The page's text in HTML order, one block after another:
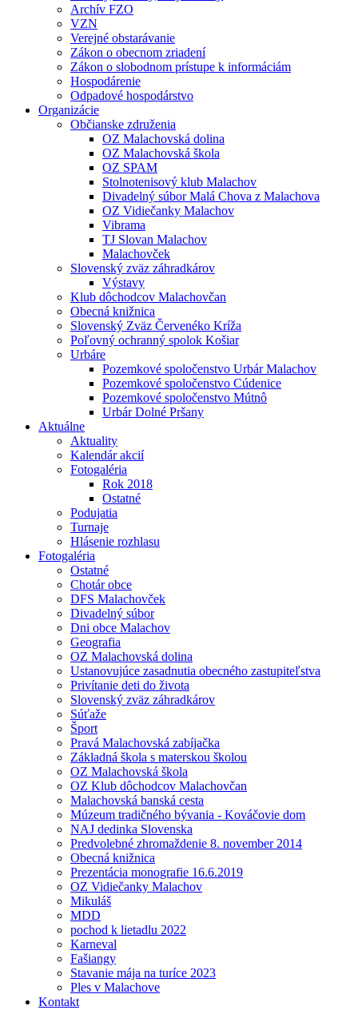
Archív FZO
VZN
Verejné obstarávanie
Zákon o obecnom zriadení
Zákon o slobodnom prístupe k informáciám
Hospodárenie
Odpadové hospodárstvo
Organizácie
Občianske združenia
OZ Malachovská dolina
OZ Malachovská škola
OZ SPAM
Stolnotenisový klub Malachov
Divadelný súbor Malá Chova z Malachova
OZ Vidiečanky Malachov
Vibrama
TJ Slovan Malachov
Malachovček
Slovenský zväz záhradkárov
Výstavy
Klub dôchodcov Malachovčan
Obecná knižnica
Slovenský Zväz Červenéko Kríža
Poľovný ochranný spolok Košiar
Urbáre
Pozemkové spoločenstvo Urbár Malachov
Pozemkové spoločenstvo Cúdenice
Pozemkové spoločenstvo Mútnô
Urbár Dolné Pršany
Aktuálne
Aktuality
Kalendár akcií
Fotogaléria
Rok 2018
Ostatné
Podujatia
Turnaje
Hlásenie rozhlasu
Fotogaléria
Ostatné
Chotár obce
DFS Malachovček
Divadelný súbor
Dni obce Malachov
Geografia
OZ Malachovská dolina
Ustanovujúce zasadnutia obecného zastupiteľstva
Privítanie deti do života
Slovenský zväz záhradkárov
Súťaže
Šport
Pravá Malachovská zabíjačka
Základná škola s materskou školou
OZ Malachovská škola
OZ Klub dôchodcov Malachovčan
Malachovská banská cesta
Múzeum tradičného bývania - Kováčovie dom
NAJ dedinka Slovenska
Predvolebné zhromaždenie 8. november 2014
Obecná knižnica
Prezentácia monografie 16.6.2019
OZ Vidiečanky Malachov
Mikuláš
MDD
pochod k lietadlu 2022
Karneval
Fašiangy
Stavanie mája na turíce 2023
Ples v Malachove
Kontakt